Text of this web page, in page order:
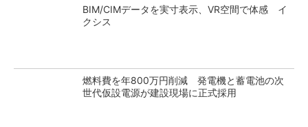
BIM/CIMデータを実寸表示、VR空間で体感 イ
クシス
燃料費を年800万円削減 発電機と蓄電池の次
世代仮設電源が建設現場に正式採用